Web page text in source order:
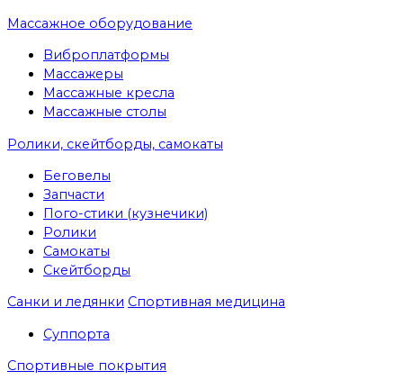
Массажное оборудование
Виброплатформы
Массажеры
Массажные кресла
Массажные столы
Ролики, скейтборды, самокаты
Беговелы
Запчасти
Пого-стики (кузнечики)
Ролики
Самокаты
Скейтборды
Санки и ледянки Спортивная медицина
Суппорта
Спортивные покрытия